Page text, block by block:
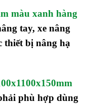
màu xanh hàng
tay, xe nâng
thiết bị nâng hạ
phù hợp dùng